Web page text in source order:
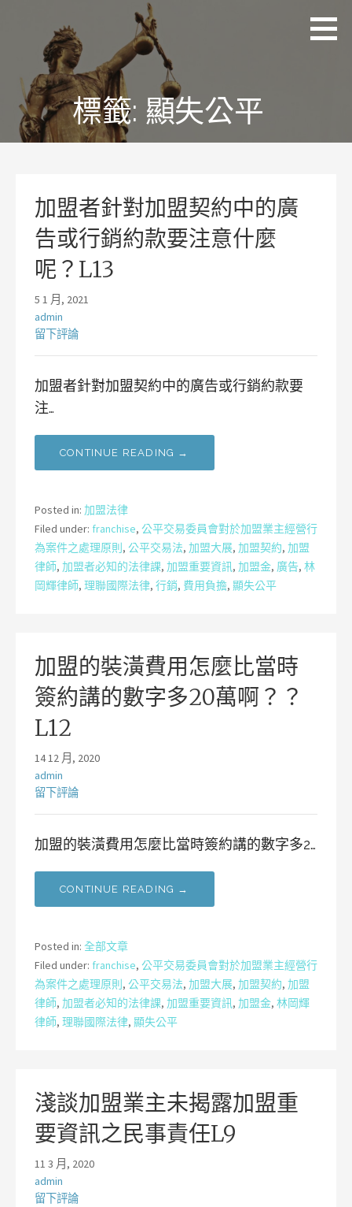
法
律
事
務
所
林
熱
情、
同理
及完
標籤: 顯失公平
加盟者針對加盟契約中的廣
告或行銷約款要注意什麼
呢？L13
5 1 月, 2021
admin
留下評論
加盟者針對加盟契約中的廣告或行銷約款要
注…
CONTINUE READING →
Posted in: 加盟法律
Filed under: franchise, 公平交易委員會對於加盟業主經營行
為案件之處理原則, 公平交易法, 加盟大展, 加盟契約, 加盟
律師, 加盟者必知的法律課, 加盟重要資訊, 加盟金, 廣告, 林
岡輝律師, 理聯國際法律, 行銷, 費用負擔, 顯失公平
加盟的裝潢費用怎麼比當時
簽約講的數字多20萬啊？？
L12
14 12 月, 2020
admin
留下評論
加盟的裝潢費用怎麼比當時簽約講的數字多2…
CONTINUE READING →
Posted in: 全部文章
Filed under: franchise, 公平交易委員會對於加盟業主經營行
為案件之處理原則, 公平交易法, 加盟大展, 加盟契約, 加盟
律師, 加盟者必知的法律課, 加盟重要資訊, 加盟金, 林岡輝
律師, 理聯國際法律, 顯失公平
淺談加盟業主未揭露加盟重
要資訊之民事責任L9
11 3 月, 2020
admin
留下評論